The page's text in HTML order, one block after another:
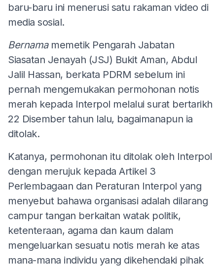
baru-baru ini menerusi satu rakaman video di
media sosial.
Bernamamemetik Pengarah Jabatan
Siasatan Jenayah (JSJ) Bukit Aman, Abdul
Jalil Hassan, berkata PDRM sebelum ini
pernah mengemukakan permohonan notis
merah kepada Interpol melalui surat bertarikh
22 Disember tahun lalu, bagaimanapun ia
ditolak.
Katanya, permohonan itu ditolak oleh Interpol
dengan merujuk kepada Artikel 3
Perlembagaan dan Peraturan Interpol yang
menyebut bahawa organisasi adalah dilarang
campur tangan berkaitan watak politik,
ketenteraan, agama dan kaum dalam
mengeluarkan sesuatu notis merah ke atas
mana-mana individu yang dikehendaki pihak